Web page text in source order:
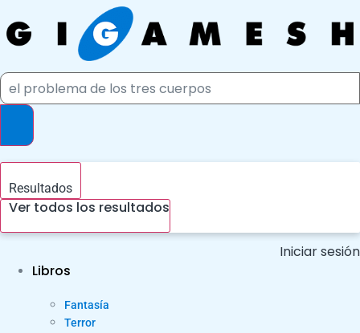
al
contenido
Search
Resultados
Ver todos los resultados
Iniciar sesión
Libros
Fantasía
Terror